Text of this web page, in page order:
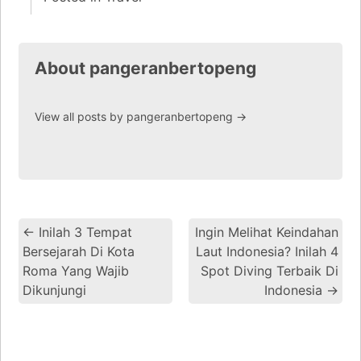
About pangeranbertopeng
View all posts by pangeranbertopeng →
← Inilah 3 Tempat
Bersejarah Di Kota
Roma Yang Wajib
Dikunjungi
Ingin Melihat Keindahan
Laut Indonesia? Inilah 4
Spot Diving Terbaik Di
Indonesia →